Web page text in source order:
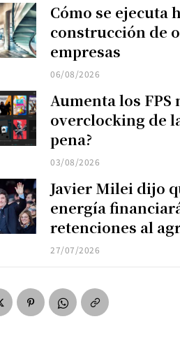
Cómo se ejecuta
construcción de
empresas
06/08/2026
Aumenta los FPS
overclocking de
pena?
03/08/2026
Javier Milei dijo
energía
retenciones al
27/07/2026